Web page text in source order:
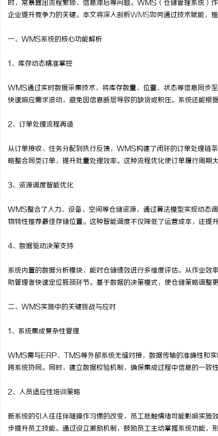
时，常暴露出流程繁琐、信息滞后等问题。WMS（仓储管理系统）
企业提升竞争力的关键。本文将深入剖析WMS如何通过技术赋能，
一、WMS系统的核心功能解析
1、库存动态精准掌控
WMS通过实时数据采集技术，将库存数量、位置、状态等信息同步
快速响应需求波动，避免因信息断层导致的缺货或积压。系统还能根
2、订单处理流程再造
从订单接收、任务分配到执行反馈，WMS构建了闭环的订单处理链
略整合同类订单，提升批量处理效率。这种流程优化使订单履行周期
3、资源调度智能优化
WMS整合了人力、设备、空间等仓储资源，通过算法模型实现动态
物特性推荐最佳存储位置。这种智能调度不仅降低了运营成本，还提
4、数据驱动决策支持
系统内置的数据分析模块，能对仓储绩效进行多维度评估。从作业
助管理者快速定位瓶颈环节。基于数据的决策模式，使仓储策略调整
二、WMS实施中的关键挑战与应对
1、系统集成复杂性管理
WMS需与ERP、TMS等外部系统无缝对接，数据传输的准确性和
跨系统协同。同时，建立数据校验机制，确保集成过程中信息的一致
2、人员适应性培训策略
新系统的引入往往伴随操作习惯的改变，员工抵触情绪可能影响实
步提升员工技能。通过设立激励机制，鼓励员工主动掌握系统功能，